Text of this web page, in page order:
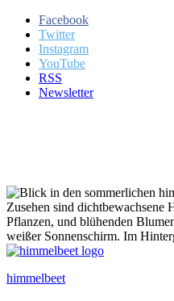
Facebook
Twitter
Instagram
YouTube
RSS
Newsletter
himmelbeet